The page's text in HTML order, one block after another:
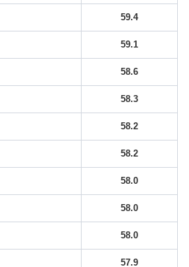
59.4
59.1
58.6
58.3
58.2
58.2
58.0
58.0
58.0
57.9